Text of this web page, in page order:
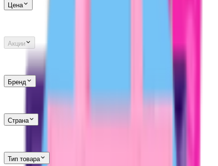
Цена
Акции
Бренд
Страна
Тип товара